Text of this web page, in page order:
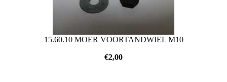
15.60.10 MOER VOORTANDWIEL M10
€2,00